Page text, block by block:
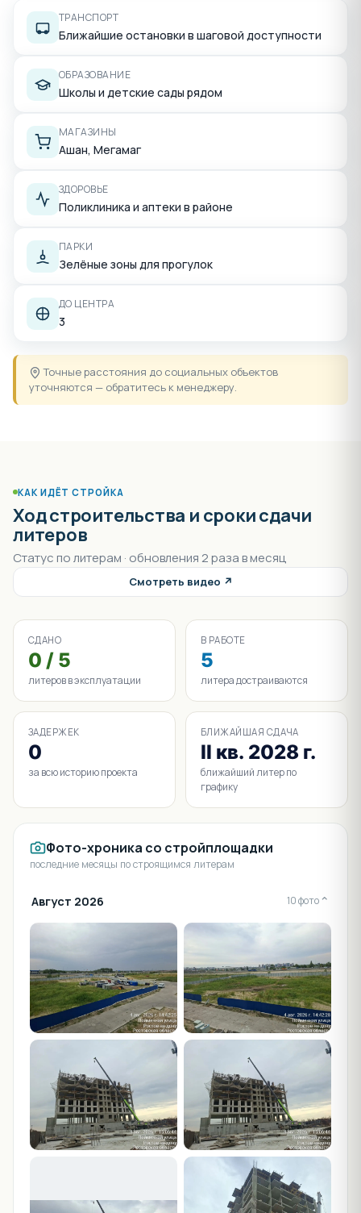
ТРАНСПОРТ
Ближайшие остановки в шаговой доступности
ОБРАЗОВАНИЕ
Школы и детские сады рядом
МАГАЗИНЫ
Ашан, Мегамаг
ЗДОРОВЬЕ
Поликлиника и аптеки в районе
ПАРКИ
Зелёные зоны для прогулок
ДО ЦЕНТРА
3
Точные расстояния до социальных объектов
уточняются — обратитесь к менеджеру.
КАК ИДЁТ СТРОЙКА
Ход строительства и сроки сдачи
литеров
Статус по литерам · обновления 2 раза в месяц
Смотреть видео ↗
СДАНО
0 / 5
литеров в эксплуатации
В РАБОТЕ
5
литера достраиваются
ЗАДЕРЖЕК
0
за всю историю проекта
БЛИЖАЙШАЯ СДАЧА
II кв. 2028 г.
ближайший литер по
графику
Фото-хроника со стройплощадки
последние месяцы по строящимся литерам
Август 2026 10 фото ⌄